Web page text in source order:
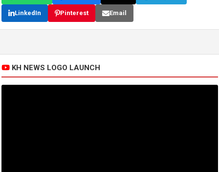
LinkedIn Pinterest Email
KH NEWS LOGO LAUNCH